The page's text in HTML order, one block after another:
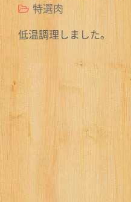
特選肉
低温調理しました。